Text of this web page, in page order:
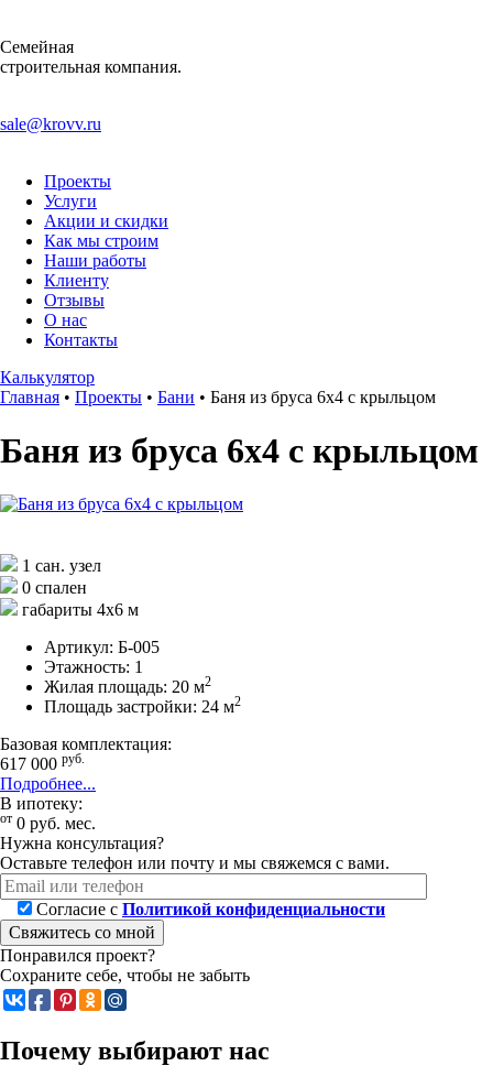
Семейная
строительная компания.
sale@krovv.ru
Проекты
Услуги
Акции и скидки
Как мы строим
Наши работы
Клиенту
Отзывы
О нас
Контакты
Калькулятор
Главная • Проекты • Бани • Баня из бруса 6х4 с крыльцом
Баня из бруса 6х4 с крыльцом
1 сан. узел
0 спален
габариты 4х6 м
Артикул: Б-005
Этажность: 1
Жилая площадь: 20 м2
Площадь застройки: 24 м2
Базовая комплектация:
617 000 руб.
Подробнее...
В ипотеку:
от 0 руб. мес.
Нужна консультация?
Оставьте телефон или почту и мы свяжемся с вами.
Согласие с Политикой конфиденциальности
Свяжитесь со мной
Понравился проект?
Сохраните себе, чтобы не забыть
Почему выбирают нас